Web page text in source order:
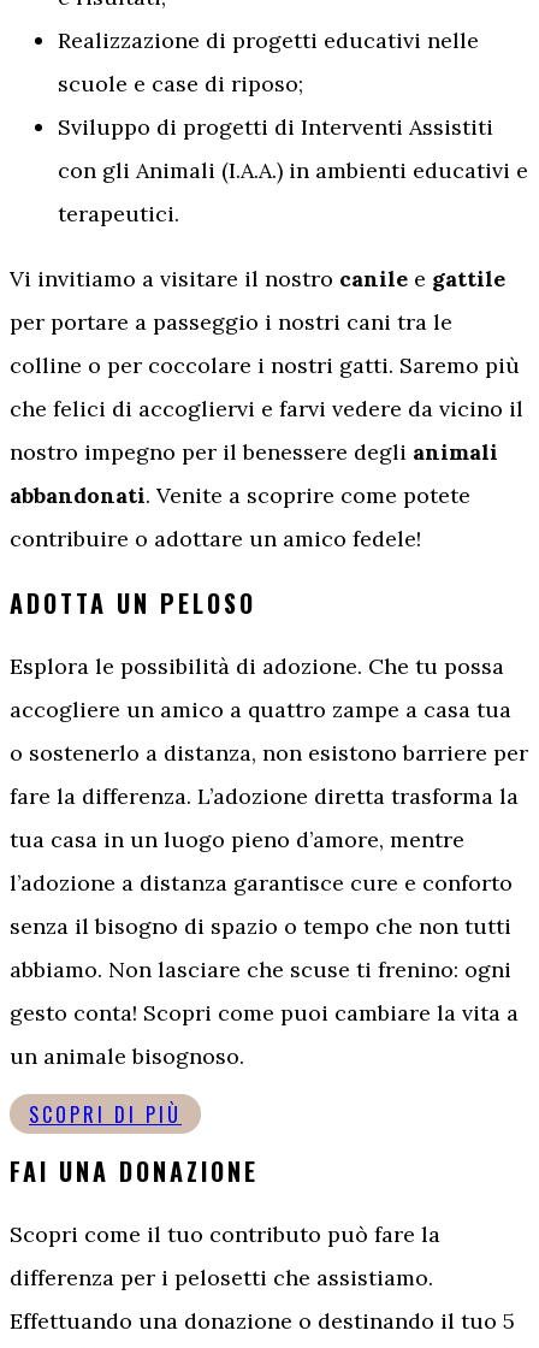
Realizzazione di progetti educativi nelle
scuole e case di riposo;
Sviluppo di progetti di Interventi Assistiti
con gli Animali (I.A.A.) in ambienti educativi e
terapeutici.
Vi invitiamo a visitare il nostro canile e gattile
per portare a passeggio i nostri cani tra le
colline o per coccolare i nostri gatti. Saremo più
che felici di accogliervi e farvi vedere da vicino il
nostro impegno per il benessere degli animali
abbandonati. Venite a scoprire come potete
contribuire o adottare un amico fedele!
ADOTTA UN PELOSO
Esplora le possibilità di adozione. Che tu possa
accogliere un amico a quattro zampe a casa tua
o sostenerlo a distanza, non esistono barriere per
fare la differenza. L’adozione diretta trasforma la
tua casa in un luogo pieno d’amore, mentre
l’adozione a distanza garantisce cure e conforto
senza il bisogno di spazio o tempo che non tutti
abbiamo. Non lasciare che scuse ti frenino: ogni
gesto conta! Scopri come puoi cambiare la vita a
un animale bisognoso.
SCOPRI DI PIÙ
FAI UNA DONAZIONE
Scopri come il tuo contributo può fare la
differenza per i pelosetti che assistiamo.
Effettuando una donazione o destinando il tuo 5